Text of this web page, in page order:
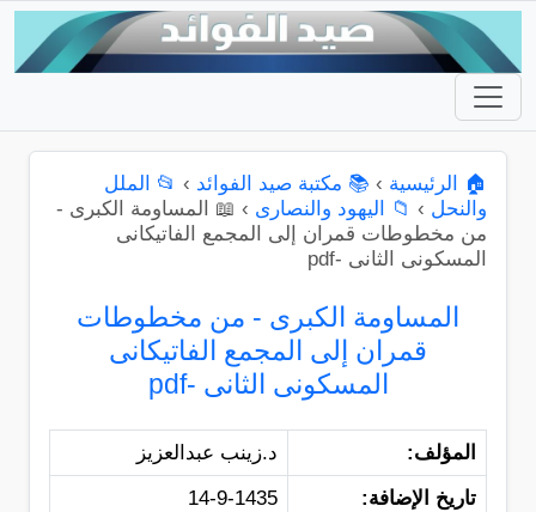
🏠 الرئيسية › 📚 مكتبة صيد الفوائد › 📂 الملل
والنحل › 📁 اليهود والنصارى › 📖 المساومة الكبرى -
من مخطوطات قمران إلى المجمع الفاتيكانى
المسكونى الثانى -pdf
المساومة الكبرى - من مخطوطات
قمران إلى المجمع الفاتيكانى
المسكونى الثانى -pdf
المؤلف:
د.زينب عبدالعزيز
تاريخ الإضافة:
14-9-1435